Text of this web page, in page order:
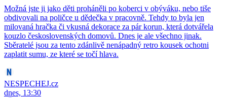
Možná jste ji jako děti proháněli po koberci v obýváku, nebo tiše
obdivovali na poličce u dědečka v pracovně. Tehdy to byla jen
milovaná hračka či vkusná dekorace za pár korun, která dotvářela
kouzlo československých domovů. Dnes je ale všechno jinak.
Sběratelé jsou za tento zdánlivě nenápadný retro kousek ochotni
zaplatit sumu, ze které se točí hlava.
NESPECHEJ.cz
dnes, 13:30